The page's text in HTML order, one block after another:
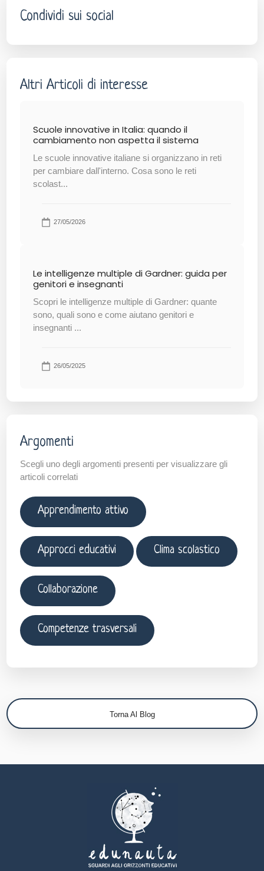
Condividi sui social
Altri Articoli di interesse
Scuole innovative in Italia: quando il
cambiamento non aspetta il sistema
Le scuole innovative italiane si organizzano in reti
per cambiare dall'interno. Cosa sono le reti
scolast...
27/05/2026
Le intelligenze multiple di Gardner: guida per
genitori e insegnanti
Scopri le intelligenze multiple di Gardner: quante
sono, quali sono e come aiutano genitori e
insegnanti ...
26/05/2025
Argomenti
Scegli uno degli argomenti presenti per visualizzare gli
articoli correlati
Apprendimento attivo
Approcci educativi Clima scolastico
Collaborazione
Competenze trasversali
Torna Al Blog